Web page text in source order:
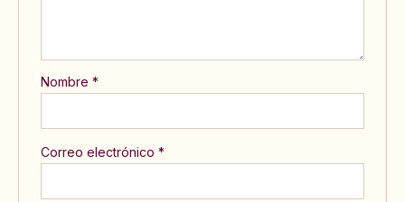
Nombre*
Correo electrónico*